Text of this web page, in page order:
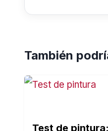
También
Test de